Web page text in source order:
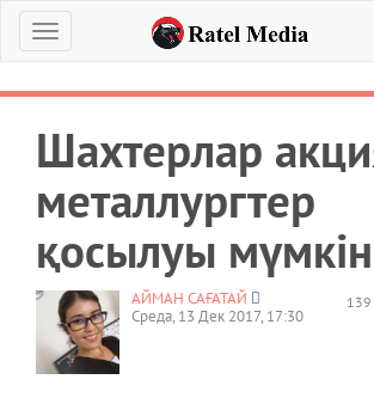
Меню
Шахтерлар
металлургтер
қосылуы мүмкін
АЙМАН САҒАТАЙ
Среда, 13 Дек 2017, 17:30